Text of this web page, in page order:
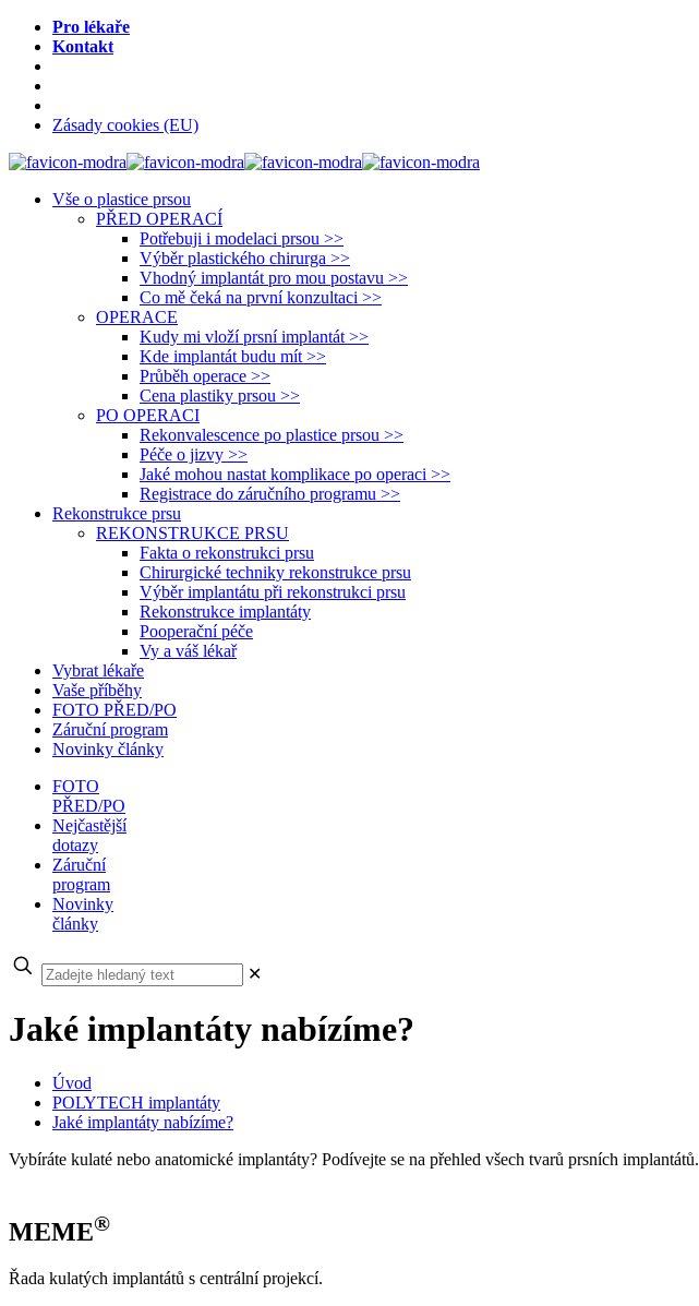
Pro lékaře
Kontakt
Zásady cookies (EU)
Vše o plastice prsou
PŘED OPERACÍ
Potřebuji i modelaci prsou >>
Výběr plastického chirurga >>
Vhodný implantát pro mou postavu >>
Co mě čeká na první konzultaci >>
OPERACE
Kudy mi vloží prsní implantát >>
Kde implantát budu mít >>
Průběh operace >>
Cena plastiky prsou >>
PO OPERACI
Rekonvalescence po plastice prsou >>
Péče o jizvy >>
Jaké mohou nastat komplikace po operaci >>
Registrace do záručního programu >>
Rekonstrukce prsu
REKONSTRUKCE PRSU
Fakta o rekonstrukci prsu
Chirurgické techniky rekonstrukce prsu
Výběr implantátu při rekonstrukci prsu
Rekonstrukce implantáty
Pooperační péče
Vy a váš lékař
Vybrat lékaře
Vaše příběhy
FOTO PŘED/PO
Záruční program
Novinky články
FOTO
PŘED/PO
Nejčastější
dotazy
Záruční
program
Novinky
články
✕
Jaké implantáty nabízíme?
Úvod
POLYTECH implantáty
Jaké implantáty nabízíme?
Vybíráte kulaté nebo anatomické implantáty? Podívejte se na přehled všech tvarů prsních implantátů.
MEME®
Řada kulatých implantátů s centrální projekcí.